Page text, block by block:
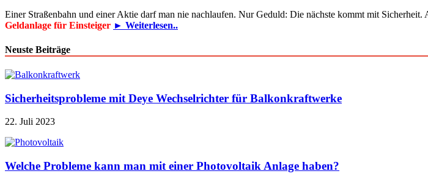
Einer Straßenbahn und einer Aktie darf man nie nachlaufen. Nur Geduld: Die nächste kommt mit Sicherheit.
Geldanlage für Einsteiger ► Weiterlesen..
Neuste Beiträge
Sicherheitsprobleme mit Deye Wechselrichter für Balkonkraftwerke
22. Juli 2023
Welche Probleme kann man mit einer Photovoltaik Anlage haben?